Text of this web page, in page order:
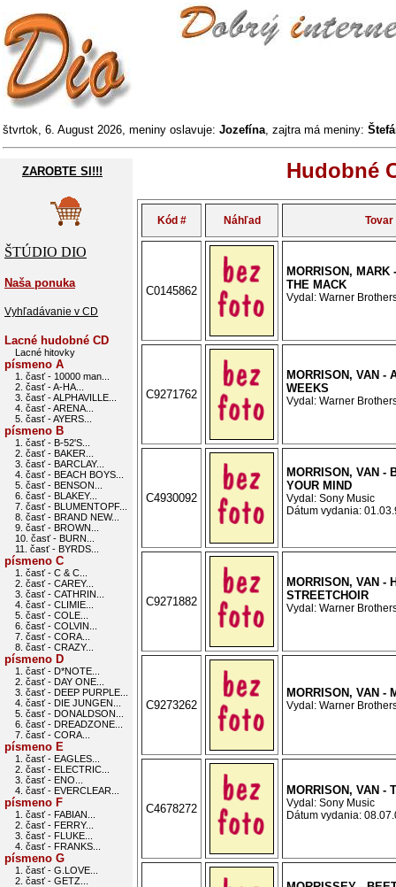
štvrtok, 6. August 2026, meniny oslavuje: Jozefína, zajtra má meniny:
ZAROBTE SI!!!
ŠTÚDIO DIO
Naša ponuka
Vyhľadávanie v CD
Lacné hudobné CD
Lacné hitovky
písmeno A
1. časť - 10000 man...
2. časť - A-HA...
3. časť - ALPHAVILLE...
4. časť - ARENA...
5. časť - AYERS...
písmeno B
1. časť - B-52'S...
2. časť - BAKER...
3. časť - BARCLAY...
4. časť - BEACH BOYS...
5. časť - BENSON...
6. časť - BLAKEY...
7. časť - BLUMENTOPF...
8. časť - BRAND NEW...
9. časť - BROWN...
10. časť - BURN...
11. časť - BYRDS...
písmeno C
1. časť - C & C...
2. časť - CAREY...
3. časť - CATHRIN...
4. časť - CLIMIE...
5. časť - COLE...
6. časť - COLVIN...
7. časť - CORA...
8. časť - CRAZY...
písmeno D
1. časť - D*NOTE...
2. časť - DAY ONE...
3. časť - DEEP PURPLE...
4. časť - DIE JUNGEN...
5. časť - DONALDSON...
6. časť - DREADZONE...
7. časť - CORA...
písmeno E
1. časť - EAGLES...
2. časť - ELECTRIC...
3. časť - ENO...
4. časť - EVERCLEAR...
písmeno F
1. časť - FABIAN...
2. časť - FERRY...
3. časť - FLUKE...
4. časť - FRANKS...
písmeno G
1. časť - G.LOVE...
2. časť - GETZ...
Hudobné
Kód # Náhľad Tovar
C0145862
MORRISON, MARK
THE MACK
Vydal: Warner
C9271762
MORRISON, VAN -
WEEKS
Vydal: Warner
C4930092
MORRISON, VAN -
YOUR MIND
Vydal: Sony Music
Dátum vydania:
C9271882
MORRISON, VAN -
STREETCHOIR
Vydal: Warner
C9273262
MORRISON, VAN -
Vydal: Warner
C4678272
MORRISON, VAN -
Vydal: Sony Music
Dátum vydania: